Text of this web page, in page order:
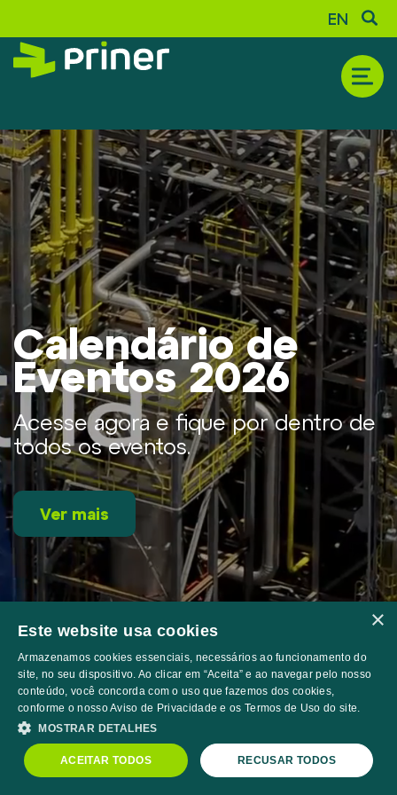
EN
A COMPANHIA
Histórico
Sobre a Priner
Composição Acionária
Certificações e Reconhecimento
Relatório de Sustentabilidade
GOVERNANÇA CORPORATIVA
Visão Geral
Diretoria, Conselhos e Comitês
Estatuto, Código de Ética e Políticas
Reuniões e Assembleias
Programa de Compliance
INFORMAÇÕES AOS INVESTIDORES
Documentos CVM
Central de Resultados
Guia de Modelagem
Cobertura de Analistas
Formador de Mercado
Avisos, Comunicados e Fatos Relevantes
Buscar
Calendário de
Eventos 2026
Acesse agora e fique por dentro de
todos os eventos.
Ver mais
PRNR3 R$18,38 -0,65% IBOV 172.513,00 -1,73%
Powered by
×
Este website usa cookies
Armazenamos cookies essenciais, necessários ao funcionamento do
site, no seu dispositivo. Ao clicar em “Aceita” e ao navegar pelo nosso
conteúdo, você concorda com o uso que fazemos dos cookies,
conforme o nosso Aviso de Privacidade e os Termos de Uso do site.
MOSTRAR DETALHES
ACEITAR TODOS RECUSAR TODOS